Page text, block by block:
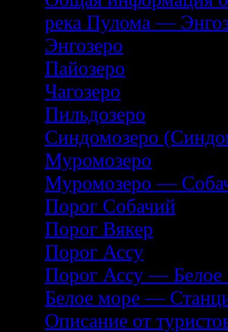
река Пулома —
Энгозеро
Пайозеро
Чагозеро
Пильдозеро
Синдомозеро
Муромозеро
Муромозеро —
Порог Собачий
Порог Вякер
Порог Ассу
Порог Ассу — Белое
Белое море —
Описание от